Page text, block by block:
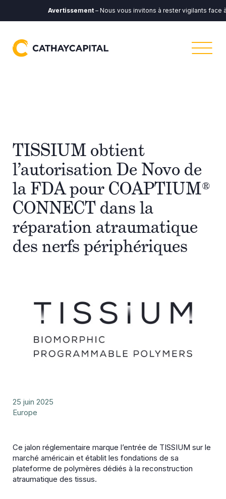
Avertissement– Nous vous invitons à rester vigilants face à
TISSIUM obtient
l’autorisation De Novo de
la FDA pour COAPTIUM®
CONNECT dans la
réparation atraumatique
des nerfs périphériques
25 juin 2025
Europe
Ce jalon réglementaire marque l’entrée de TISSIUM sur le
marché américain et établit les fondations de sa
plateforme de polymères dédiés à la reconstruction
atraumatique des tissus.